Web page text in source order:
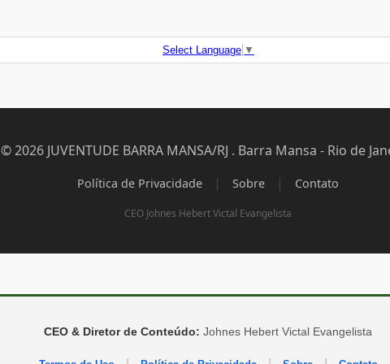
Select Language ▼
© 2026 JUVENTUDE BARRA MANSA/RJ . Barra Mansa - Rio de
Política de Privacidade | Sobre | Contato
CEO Johnes Hebert Victal Evangelista
CEO & Diretor de Conteúdo: Johnes Hebert Victal Evangelista